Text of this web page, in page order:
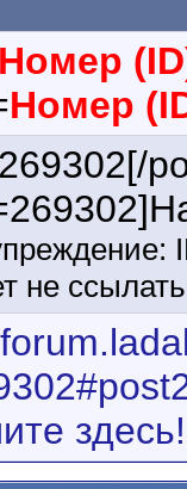
Номер
Номер
не
здесь!